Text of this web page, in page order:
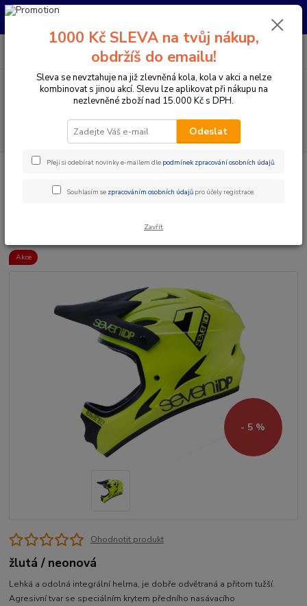
Pro nachystání kola / doplňků na prodejně si prosím zavolejte dopředu.
Menu
CZK
PO-PÁ 10:00-17:00 | SO: 9:00-12:00
Doplňky a helmy Cyklistické helmy Integrální helmy
YELLOW BLACK
Akce
- 5 %
Ohodnotit produkt
žlutá / neonová
Lehká a odolná integrální helma, je dobře odvětraná a přitom tužší.
Agresivní tvar se speciálním krytem předního nasávacího
1000 Kč SLEVA na tvůj nákup,
obdržíš do emailu!
Sleva se nevztahuje na již zlevněná kola, kola v akci a nelze
kombinovat s jinou akcí. Slevu lze aplikovat při nákupu na
nezlevněné zboží nad 15.000 Kč s DPH.
Odeslat
Přeji si odebírat novinky e-mailem dle podmínek zpracování osobních údajů.
Souhlasím se zpracováním osobních údajů pro účely registrace.
Zavřít